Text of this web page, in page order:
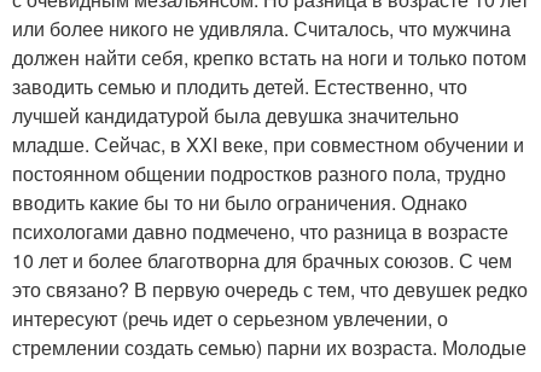
или более никого не удивляла. Считалось, что мужчина
должен найти себя, крепко встать на ноги и только потом
заводить семью и плодить детей. Естественно, что
лучшей кандидатурой была девушка значительно
младше. Сейчас, в XXI веке, при совместном обучении и
постоянном общении подростков разного пола, трудно
вводить какие бы то ни было ограничения. Однако
психологами давно подмечено, что разница в возрасте
10 лет и более благотворна для брачных союзов. С чем
это связано? В первую очередь с тем, что девушек редко
интересуют (речь идет о серьезном увлечении, о
стремлении создать семью) парни их возраста. Молодые